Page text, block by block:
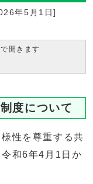
年5月1日]
開きます
度について
性を尊重する共
和6年4月1日か